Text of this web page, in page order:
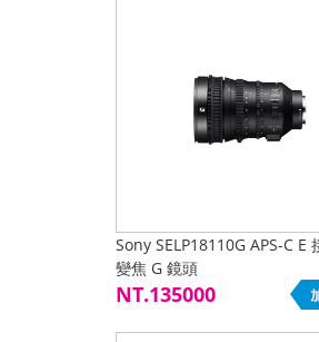
Sony SELP18110G APS-C E
變焦 G 鏡頭
NT.135000